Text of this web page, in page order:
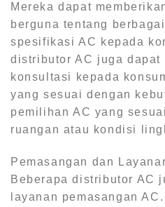
Mereka dapat
berguna tentang
spesifikasi AC kepada
distributor AC juga dapat
konsultasi kepada
yang sesuai dengan
pemilihan AC yang
ruangan atau kondisi
Pemasangan dan
Beberapa distributor AC
layanan pemasangan